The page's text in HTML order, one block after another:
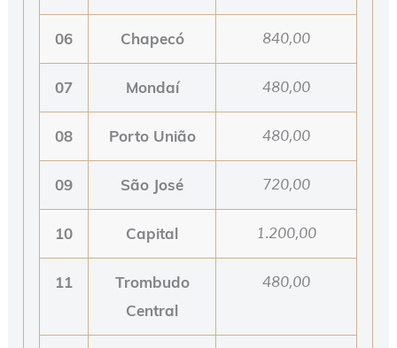
06 Chapecó 840,00
07 Mondaí 480,00
08 Porto União 480,00
09 São José 720,00
10 Capital 1.200,00
11
Trombudo
Central
480,00